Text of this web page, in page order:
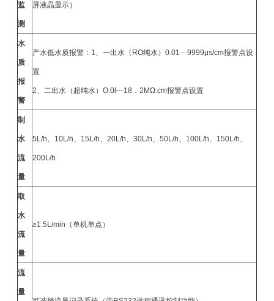
监
测
屏液晶显示）
水
质
报
警
产水低水质报警：1、一出水（RO纯水）0.01－9999μs/cm报警点设
置
2、二出水（超纯水）O.0l—18．2MΩ.cm报警点设置
制
水
流
量
5L/h、10L/h、15L/h、20L/h、30L/h、50L/h、100L/h、150L/h、
200L/h
取
水
流
量
≥1.5L/min（单机单点）
流
量